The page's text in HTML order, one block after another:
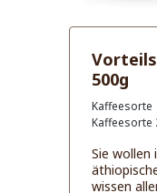
an und wir
500g
Kaffeesorte
Kaffeesorte
Sie wollen
wissen